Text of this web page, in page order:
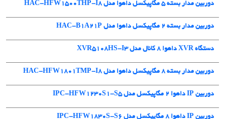
دوربین مدار بسته 5 مگاپیکسل داهوا مدل HAC-HFW1500THP-I8
دوربین مدار بسته ۲ مگاپیکسل داهوا مدل HAC-B1A21P
دستگاه XVR داهوا 8 کانال مدل XVR5108HS-I3
دوربین مدار بسته 8 مگاپیکسل داهوا مدل HAC-HFW1801TMP-I8
دوربین IP داهوا 2 مگاپیکسل مدل IPC-HFW1230S1-S5
دوربین IP داهوا 8 مگاپیکسل مدل IPC-HFW1830S-S6